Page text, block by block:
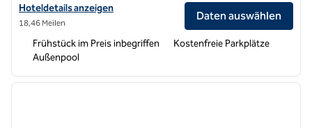
Hoteldetails für Hampton Inn Morgan Hill anzeigen
Hoteldetails anzeigen
18,46 Meilen
Daten auswählen
Frühstück im Preis inbegriffen
Kostenfreie Parkplätze
Außenpool
1 von 12